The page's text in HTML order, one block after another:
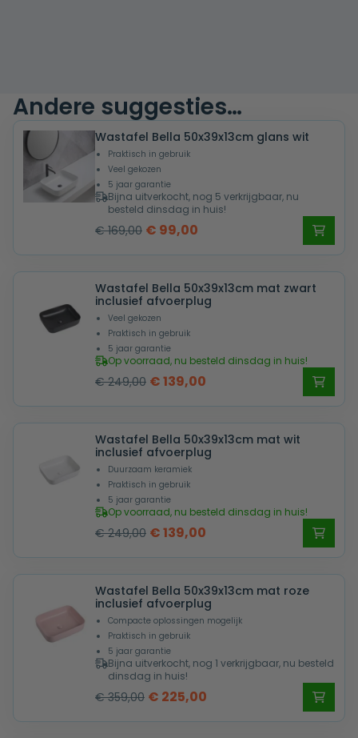
Andere suggesties…
Wastafel Bella 50x39x13cm glans wit
Praktisch in gebruik
Veel gekozen
5 jaar garantie
Bijna uitverkocht, nog 5 verkrijgbaar, nu
besteld dinsdag in huis!
€169,00 Oorspronkelijke
was:
€ 169,00.
€ 99,00
is:
€ 99,00.
Wastafel Bella 50x39x13cm mat zwart
inclusief afvoerplug
Veel gekozen
Praktisch in gebruik
5 jaar garantie
Op voorraad, nu besteld dinsdag in huis!
€249,00 Oorspronkelijke
was:
€ 249,00.
€139,00
is:
€ 139,00.
Wastafel Bella 50x39x13cm mat wit
inclusief afvoerplug
Duurzaam keramiek
Praktisch in gebruik
5 jaar garantie
Op voorraad, nu besteld dinsdag in huis!
€249,00 Oorspronkelijke
was:
€ 249,00.
€139,00
is:
€ 139,00.
Wastafel Bella 50x39x13cm mat roze
inclusief afvoerplug
Compacte oplossingen mogelijk
Praktisch in gebruik
5 jaar garantie
Bijna uitverkocht, nog 1 verkrijgbaar, nu besteld
dinsdag in huis!
€359,00 Oorspronkelijke
€ 225,00